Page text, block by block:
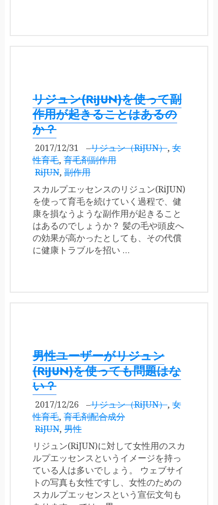
リジュン(RiJUN)を使って副
作用が起きることはあるの
か？
2017/12/31 –リジュン（RiJUN）, 女
性育毛, 育毛剤副作用
RiJUN, 副作用
スカルプエッセンスのリジュン(RiJUN)
を使って育毛を続けていく過程で、健
康を損なうような副作用が起きること
はあるのでしょうか？ 髪の毛や頭皮へ
の効果が高かったとしても、その代償
に健康トラブルを招い …
男性ユーザーがリジュン
(RiJUN)を使っても問題はな
い？
2017/12/26 –リジュン（RiJUN）, 女
性育毛, 育毛剤配合成分
RiJUN, 男性
リジュン(RiJUN)に対して女性用のスカ
ルプエッセンスというイメージを持っ
ている人は多いでしょう。 ウェブサイ
トの写真も女性ですし、女性のための
スカルプエッセンスという宣伝文句も